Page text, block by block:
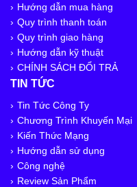
Hướng dẫn mua hàng
Quy trình thanh toán
Quy trình giao hàng
Hướng dẫn kỹ thuật
CHÍNH SÁCH ĐỔI TRẢ
TIN TỨC
Tin Tức Công Ty
Chương Trình Khuyến Mại
Kiến Thức Mạng
Hướng dẫn sử dụng
Công nghệ
Review Sản Phẩm